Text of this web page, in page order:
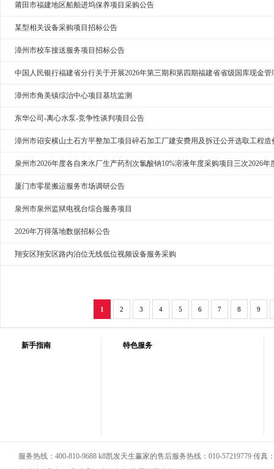
莆田市福建地区船舶进坞保养项目采购公告
某型相关设备采购项目招标公告
漳州市校车接送服务项目招标公告
中国人民银行福建省分行关于开展2026年第三期和第四期福建省省级国库现金
漳州市角美镇综治中心项目基坑监测
东华公司-离心水泵-竞争性谈判项目公告
漳州市诏安横山土石方平整加工项目碎石加工厂建安费用及拆迁公开选取工程造
泉州市2026年度各自来水厂生产药剂次氯酸钠10%溶液年度采购项目三次2026
厦门市零星搬运服务市场调研公告
泉州市泉州监狱电视台综合服务项目
2026年万得落地数据招标公告
翔安区翔安区路内泊位无线低位视频设备服务采购
1 2 3 4 5 6 7 8 9
新手指南 特色服务
服务热线：400-810-9688 k8凯发天生赢家的售后服务热线：010-57219779 传真